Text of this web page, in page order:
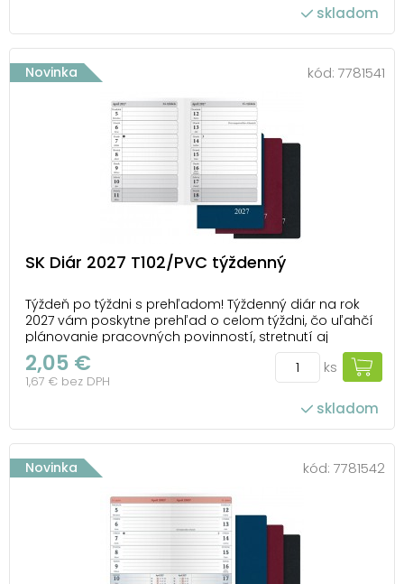
skladom
Novinka kód: 7781541
SK Diár 2027 T102/PVC týždenný
Týždeň po týždni s prehľadom! Týždenný diár na rok
2027 vám poskytne prehľad o celom týždni, čo uľahčí
plánovanie pracovných povinností, stretnutí aj
voľného času. Vďaka prehľadnému usporiadaniu
máte všetky úlohy a termíny vždy pod kontrolou. PVC
povrch je odolný a zaručuje, že diár vydrží aj...
2,05 €
1,67 € bez DPH
ks
skladom
Novinka kód: 7781542